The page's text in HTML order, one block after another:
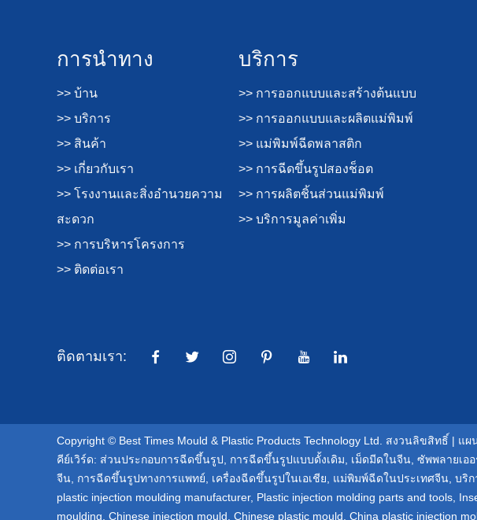
การนำทาง
>> บ้าน
>> บริการ
>> สินค้า
>> เกี่ยวกับเรา
>> โรงงานและสิ่งอำนวยความ
สะดวก
>> การบริหารโครงการ
>> ติดต่อเรา
บริการ
>> การออกแบบและสร้างต้นแบบ
>> การออกแบบและผลิตแม่พิมพ์
>> แม่พิมพ์ฉีดพลาสติก
>> การฉีดขึ้นรูปสองช็อต
>> การผลิตชิ้นส่วนแม่พิมพ์
>> บริการมูลค่าเพิ่ม
ติดตามเรา:
Copyright © Best Times Mould & Plastic Products Technology Ltd. สงวนลิขสิทธิ์ | แผ
คีย์เวิร์ด: ส่วนประกอบการฉีดขึ้นรูป การฉีดขึ้นรูปแบบดั้งเดิม เม็ดมีดในจีน ซัพพลายเอ
จีน การฉีดขึ้นรูปทางการแพทย์ เครื่องฉีดขึ้นรูปในเอเชีย แม่พิมพ์ฉีดในประเทศจีน บริ
plastic injection moulding manufacturer, Plastic injection molding parts and tools
moulding Chinese injection mould Chinese plastic mould China plastic injection